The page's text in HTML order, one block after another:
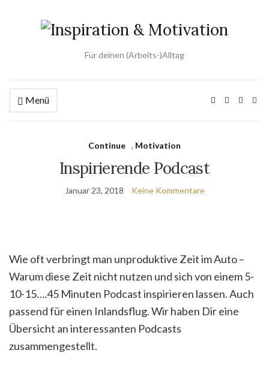
Für deinen (Arbeits-)Alltag
Menü
Continue , Motivation
Inspirierende Podcast
Januar 23, 2018 Keine Kommentare
Wie oft verbringt man unproduktive Zeit im Auto –
Warum diese Zeit nicht nutzen und sich von einem 5-
10-15….45 Minuten Podcast inspirieren lassen. Auch
passend für einen Inlandsflug. Wir haben Dir eine
Übersicht an interessanten Podcasts
zusammengestellt.